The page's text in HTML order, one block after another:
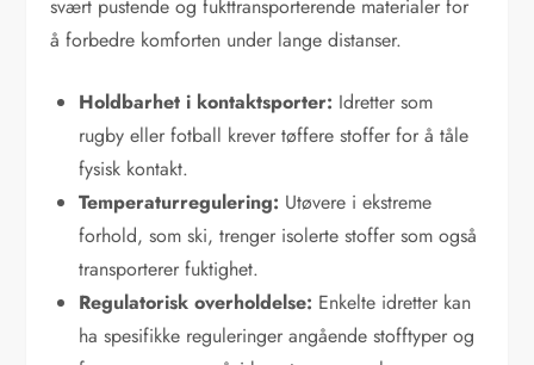
svært pustende og fukttransporterende materialer for
å forbedre komforten under lange distanser.
Holdbarhet i kontaktsporter: Idretter som
rugby eller fotball krever tøffere stoffer for å tåle
fysisk kontakt.
Temperaturregulering: Utøvere i ekstreme
forhold, som ski, trenger isolerte stoffer som også
transporterer fuktighet.
Regulatorisk overholdelse: Enkelte idretter kan
ha spesifikke reguleringer angående stofftyper og